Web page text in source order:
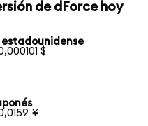
de dForce hoy
$
¥